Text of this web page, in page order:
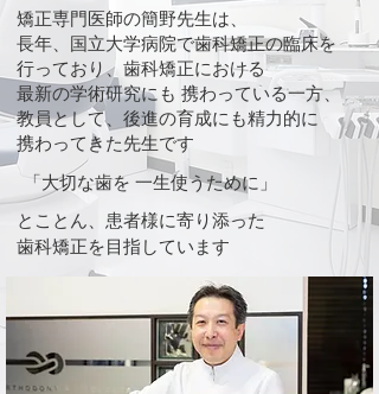
矯正専門医師の簡野先生は、
長年、国立大学病院で歯科矯正の臨床を
行っており、歯科矯正における
最新の学術研究にも 携わっている一方、
教員として、 後進の育成にも精力的に
携わってきた先生です
「大切な歯を 一生使うために」​
とことん、患者様に寄り添った
歯科矯正を目指しています